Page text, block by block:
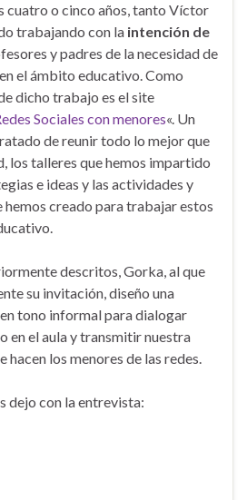
cuatro o cinco años, tanto Víctor
trabajando con la intención de
y padres de la necesidad de
el ámbito educativo. Como
dicho trabajo es el site
Sociales con menores«. Un
de reunir todo lo mejor que
los talleres que hemos impartido
e ideas y las actividades y
hemos creado para trabajar estos
descritos, Gorka, al que
su invitación, diseño una
tono informal para dialogar
en el aula y transmitir nuestra
hacen los menores de las redes.
dejo con la entrevista: